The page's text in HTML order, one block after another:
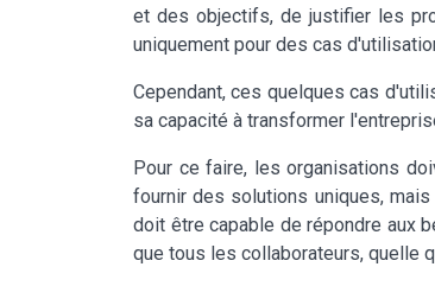
et des objectifs, de justifier les
uniquement pour des cas
Cependant, ces quelques cas
sa capacité à transformer
Pour ce faire, les organisations
fournir des solutions uniques,
doit être capable de répondre aux
que tous les collaborateurs, quelle